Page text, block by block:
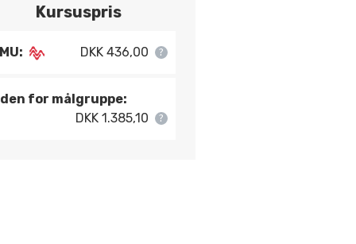
Kursuspris
DKK 436,00
for målgruppe:
DKK 1.385,10